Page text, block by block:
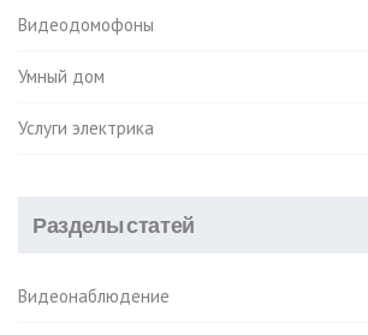
Видеодомофоны
Умный дом
Услуги электрика
Разделы статей
Видеонаблюдение